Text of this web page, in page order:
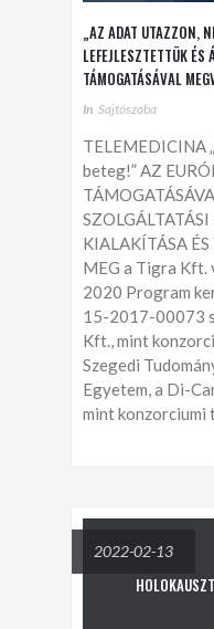
„AZ ADAT UTAZZON,
LEFEJLESZTETTÜK ÉS
TÁMOGATÁSÁVAL
SZOLGÁLTATÁSI
In Sajtószoba
TELEMEDICINA
beteg!” AZ
KIALAKÍTÁSA ÉS
MEG a Tigra Kft.
2020 Program
15-2017-00073
Kft., mint
Szegedi
Egyetem, a Di-
mint konzorciumi
2022-02-13